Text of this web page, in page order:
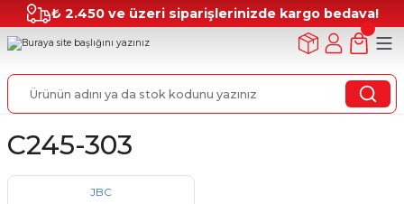
₺ 2.450 ve üzeri siparişlerinizde kargo bedava!
C245-303
JBC